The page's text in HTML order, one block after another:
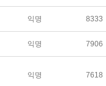
익명 8333
익명 7906
익명 7618